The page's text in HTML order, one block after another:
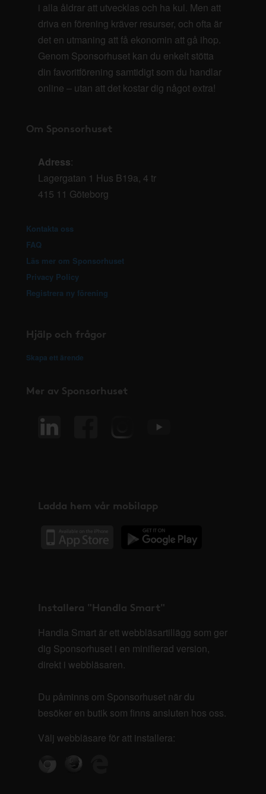
i alla åldrar att utvecklas och ha kul. Men att
driva en förening kräver resurser, och ofta är
det en utmaning att få ekonomin att gå ihop.
Genom Sponsorhuset kan du enkelt stötta
din favoritförening samtidigt som du handlar
online – utan att det kostar dig något extra!
Om Sponsorhuset
Adress:
Lagergatan 1 Hus B19a, 4 tr
415 11 Göteborg
Kontakta oss
FAQ
Läs mer om Sponsorhuset
Privacy Policy
Registrera ny förening
Hjälp och frågor
Skapa ett ärende
Mer av Sponsorhuset
Ladda hem vår mobilapp
Installera "Handla Smart"
Handla Smart är ett webbläsartillägg som ger
dig Sponsorhuset i en minifierad version,
direkt i webbläsaren.
Du påminns om Sponsorhuset när du
besöker en butik som finns ansluten hos oss.
Välj webbläsare för att installera: